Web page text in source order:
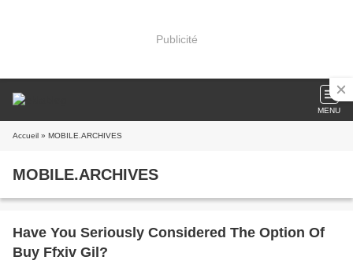
Publicité
MENU
Accueil » MOBILE.ARCHIVES
MOBILE.ARCHIVES
Have You Seriously Considered The Option Of
Buy Ffxiv Gil?